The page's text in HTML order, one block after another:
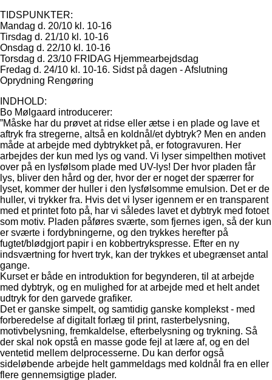
TIDSPUNKTER:
Mandag d. 20/10 kl. 10-16
Tirsdag d. 21/10 kl. 10-16
Onsdag d. 22/10 kl. 10-16
Torsdag d. 23/10 FRIDAG Hjemmearbejdsdag
Fredag d. 24/10 kl. 10-16. Sidst på dagen - Afslutning
Oprydning Rengøring
INDHOLD:
Bo Mølgaard introducerer:
”Måske har du prøvet at ridse eller ætse i en plade og lave et
aftryk fra stregerne, altså en koldnål/et dybtryk? Men en anden
måde at arbejde med dybtrykket på, er fotogravuren. Her
arbejdes der kun med lys og vand. Vi lyser simpelthen motivet
over på en lysfølsom plade med UV-lys! Der hvor pladen får
lys, bliver den hård og der, hvor der er noget der spærrer for
lyset, kommer der huller i den lysfølsomme emulsion. Det er de
huller, vi trykker fra. Hvis det vi lyser igennem er en transparent
med et printet foto på, har vi således lavet et dybtryk med fotoet
som motiv. Pladen påføres sværte, som fjernes igen, så der kun
er sværte i fordybningerne, og den trykkes herefter på
fugtet/blødgjort papir i en kobbertrykspresse. Efter en ny
indsværtning for hvert tryk, kan der trykkes et ubegrænset antal
gange.
Kurset er både en introduktion for begynderen, til at arbejde
med dybtryk, og en mulighed for at arbejde med et helt andet
udtryk for den garvede grafiker.
Det er ganske simpelt, og samtidig ganske komplekst - med
forberedelse af digitalt forlæg til print, rasterbelysning,
motivbelysning, fremkaldelse, efterbelysning og trykning. Så
der skal nok opstå en masse gode fejl at lære af, og en del
ventetid mellem delprocesserne. Du kan derfor også
sideløbende arbejde helt gammeldags med koldnål fra en eller
flere gennemsigtige plader.